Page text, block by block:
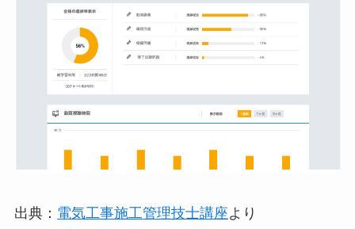
出典： 電気工事施工管理技士講座より